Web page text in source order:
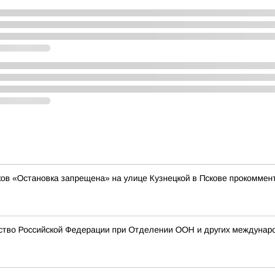
«Остановка запрещена» на улице Кузнецкой в Пскове
Российской Федерации при Отделении ООН и других